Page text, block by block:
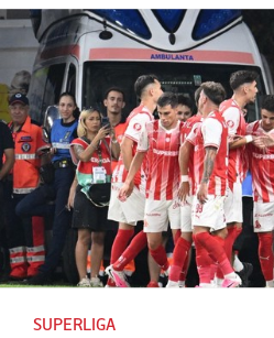
SUPERLIGA